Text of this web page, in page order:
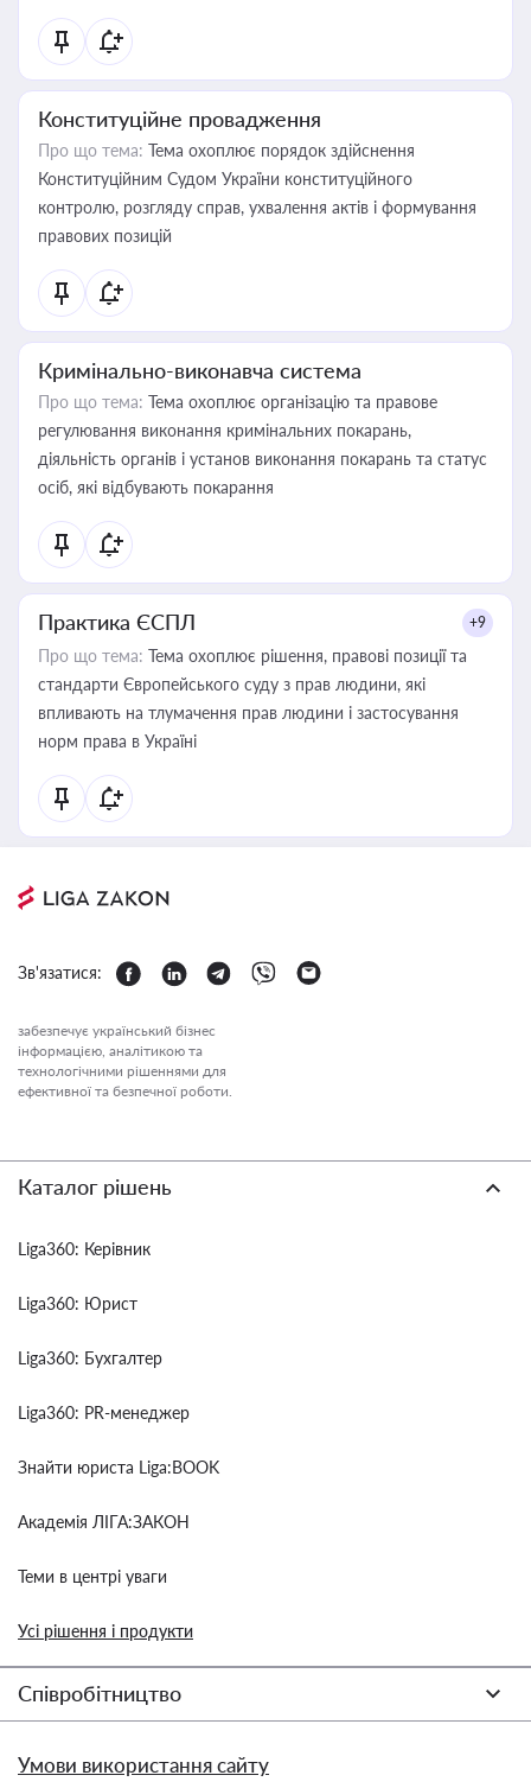
Конституційне провадження
Про що тема: Тема охоплює порядок здійснення
Конституційним Судом України конституційного
контролю, розгляду справ, ухвалення актів і формування
правових позицій
Кримінально-виконавча система
Про що тема: Тема охоплює організацію та правове
регулювання виконання кримінальних покарань,
діяльність органів і установ виконання покарань та статус
осіб, які відбувають покарання
Практика ЄСПЛ +9
Про що тема: Тема охоплює рішення, правові позиції та
стандарти Європейського суду з прав людини, які
впливають на тлумачення прав людини і застосування
норм права в Україні
Зв'язатися:
забезпечує український бізнес
інформацією, аналітикою та
технологічними рішеннями для
ефективної та безпечної роботи.
Каталог рішень
Liga360: Керівник
Liga360: Юрист
Liga360: Бухгалтер
Liga360: PR-менеджер
Знайти юриста Liga:BOOK
Академія ЛІГА:ЗАКОН
Теми в центрі уваги
Усі рішення і продукти
Співробітництво
Умови використання сайту